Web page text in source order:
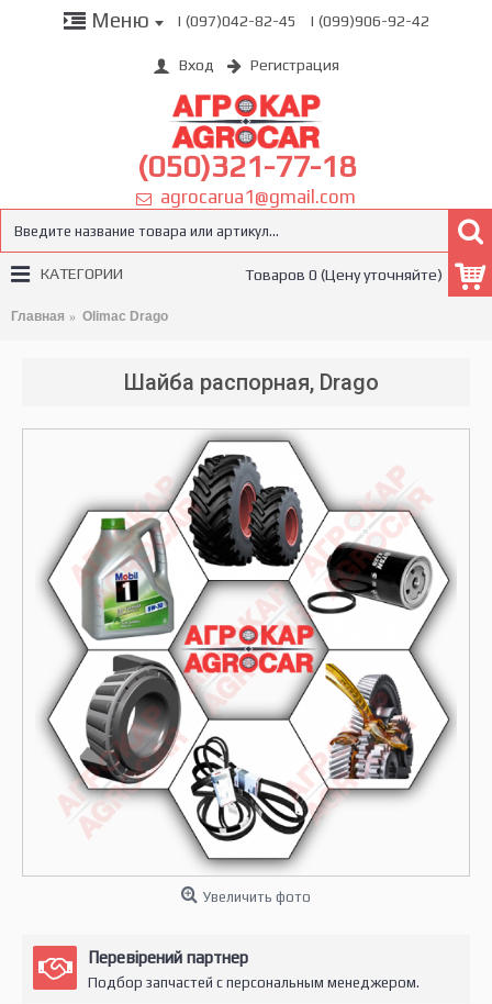
Меню | (097)042-82-45 | (099)906-92-42
Вход Регистрация
(050)321-77-18
agrocarua1@gmail.com
Товаров 0 (Цену уточняйте)
КАТЕГОРИИ
Главная Olimac Drago
Шайба распорная, Drago
Увеличить фото
Перевірений партнер
Подбор запчастей с персональным менеджером.